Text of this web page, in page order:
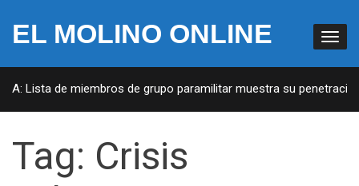
EL MOLINO ONLINE
Lista de miembros de grupo paramilitar muestra su penetración
Tag: Crisis